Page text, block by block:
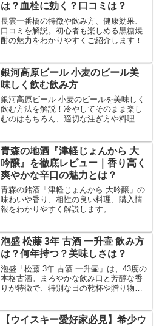
は？血栓に効く？口コミは？
長雲一番橋の特徴や飲み方、健康効果、
口コミを解説。初心者も楽しめる黒糖焼
酎の魅力をわかりやすくご紹介します！
銀河高原ビール 小麦のビール美
味しく飲む飲み方
銀河高原ビール 小麦のビールを美味しく
飲む方法を解説！冷やしてそのまま楽し
むのはもちろん、適切な注ぎ方や料理と
青森の地酒『津軽じょんから 大
吟醸』を徹底レビュー｜香り高く
爽やかな辛口の魅力とは？
青森の銘酒「津軽じょんから 大吟醸」の
味わいや香り、相性の良い料理、購入情
報をわかりやすく解説します。
泡盛 松藤 3年 古酒 一升壷 飲み方
は？何年持つ？美味しさは？
泡盛「松藤 3年 古酒 一升壷」は、43度の
本格古酒。まろやかな飲み口と芳醇な香
りが特徴で、特別な日の乾杯や贈り物に
【ウイスキー愛好家必見】希少ウ